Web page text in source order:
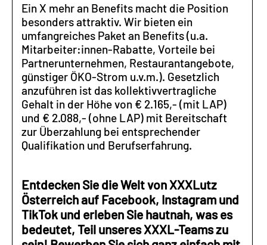
Ein X mehr an Benefits macht die Position
besonders attraktiv. Wir bieten ein
umfangreiches Paket an Benefits (u.a.
Mitarbeiter:innen-Rabatte, Vorteile bei
Partnerunternehmen, Restaurantangebote,
günstiger ÖKO-Strom u.v.m.). Gesetzlich
anzuführen ist das kollektivvertragliche
Gehalt in der Höhe von € 2.165,- (mit LAP)
und € 2.088,- (ohne LAP) mit Bereitschaft
zur Überzahlung bei entsprechender
Qualifikation und Berufserfahrung.
Entdecken Sie die Welt von XXXLutz
Österreich auf Facebook, Instagram und
TikTok und erleben Sie hautnah, was es
bedeutet, Teil unseres XXXL-Teams zu